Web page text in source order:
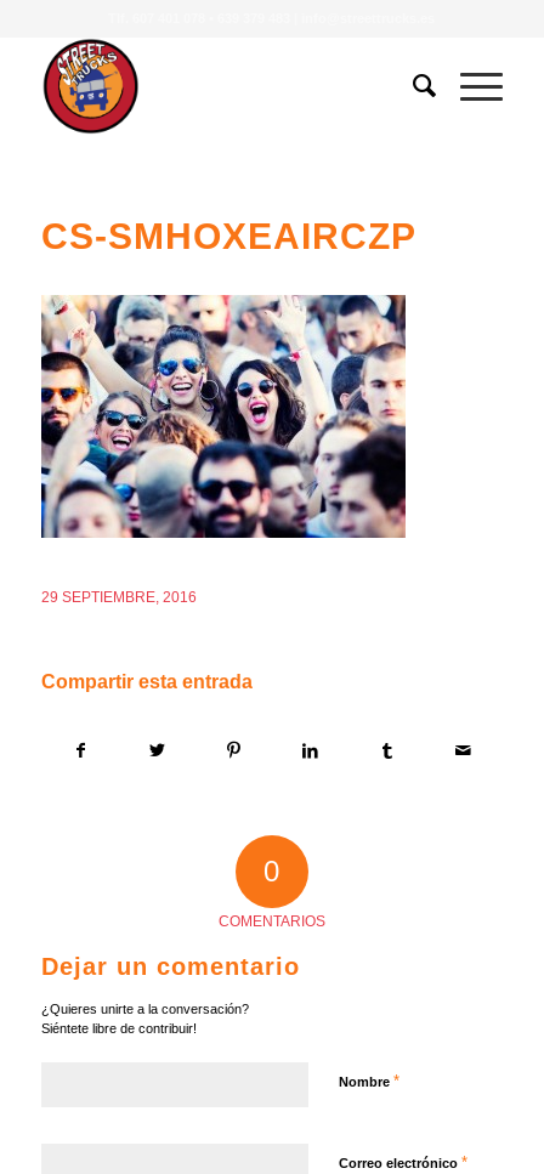
CS-SMHOXEAIRCZP
29 SEPTIEMBRE, 2016
Compartir esta entrada
0
COMENTARIOS
Dejar un comentario
¿Quieres unirte a la conversación?
Siéntete libre de contribuir!
Nombre *
Correo electrónico *